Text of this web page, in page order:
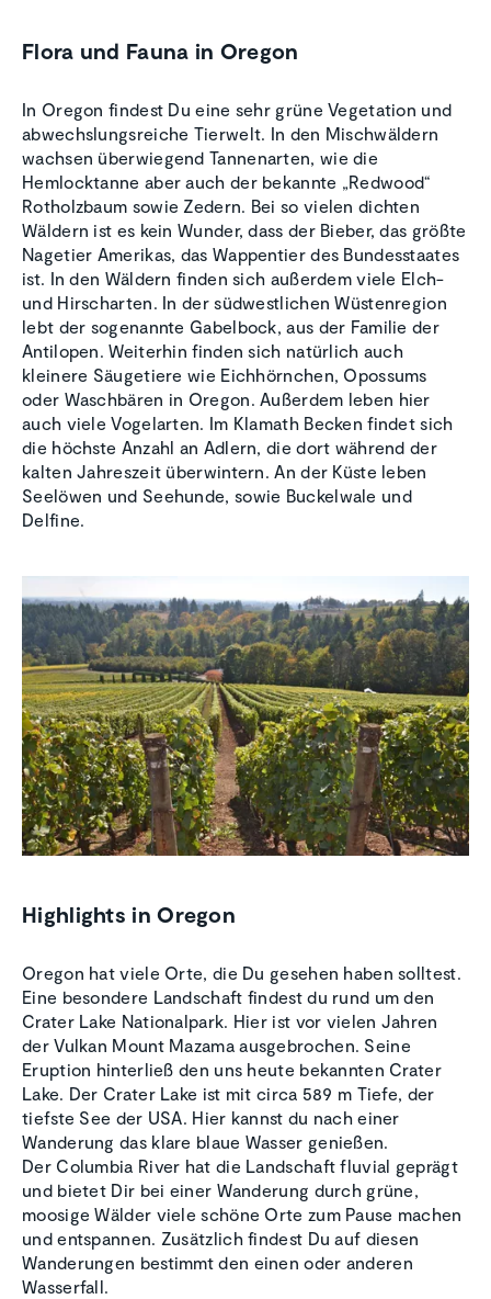
Flora und Fauna in Oregon
In Oregon findest Du eine sehr grüne Vegetation und
abwechslungsreiche Tierwelt. In den Mischwäldern
wachsen überwiegend Tannenarten, wie die
Hemlocktanne aber auch der bekannte „Redwood“
Rotholzbaum sowie Zedern. Bei so vielen dichten
Wäldern ist es kein Wunder, dass der Bieber, das größte
Nagetier Amerikas, das Wappentier des Bundesstaates
ist. In den Wäldern finden sich außerdem viele Elch-
und Hirscharten. In der südwestlichen Wüstenregion
lebt der sogenannte Gabelbock, aus der Familie der
Antilopen. Weiterhin finden sich natürlich auch
kleinere Säugetiere wie Eichhörnchen, Opossums
oder Waschbären in Oregon. Außerdem leben hier
auch viele Vogelarten. Im Klamath Becken findet sich
die höchste Anzahl an Adlern, die dort während der
kalten Jahreszeit überwintern. An der Küste leben
Seelöwen und Seehunde, sowie Buckelwale und
Delfine.
Highlights in Oregon
Oregon hat viele Orte, die Du gesehen haben solltest.
Eine besondere Landschaft findest du rund um den
Crater Lake Nationalpark. Hier ist vor vielen Jahren
der Vulkan Mount Mazama ausgebrochen. Seine
Eruption hinterließ den uns heute bekannten Crater
Lake. Der Crater Lake ist mit circa 589 m Tiefe, der
tiefste See der USA. Hier kannst du nach einer
Wanderung das klare blaue Wasser genießen.
Der Columbia River hat die Landschaft fluvial geprägt
und bietet Dir bei einer Wanderung durch grüne,
moosige Wälder viele schöne Orte zum Pause machen
und entspannen. Zusätzlich findest Du auf diesen
Wanderungen bestimmt den einen oder anderen
Wasserfall.